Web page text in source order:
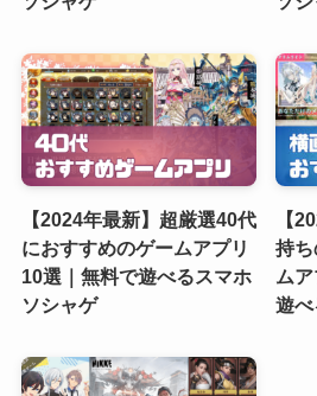
【2024年最新】超厳選40代
におすすめのゲームアプリ
10選｜無料で遊べるスマホ
ソシャゲ
【
持
ム
遊